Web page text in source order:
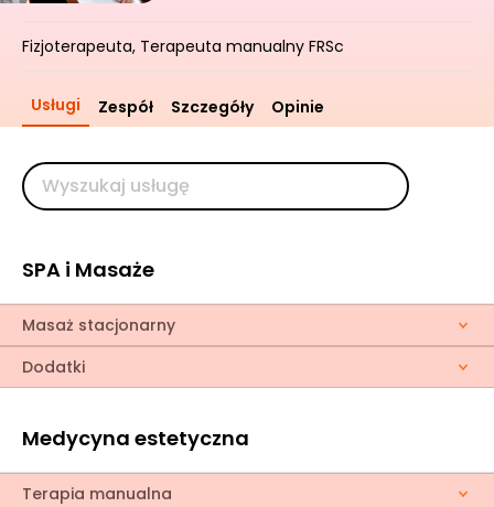
Fizjoterapeuta, Terapeuta manualny FRSc
Usługi Zespół Szczegóły Opinie
SPA i Masaże
Masaż stacjonarny
Dodatki
Medycyna estetyczna
Terapia manualna